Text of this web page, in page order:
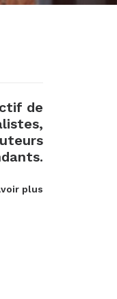
de
plus